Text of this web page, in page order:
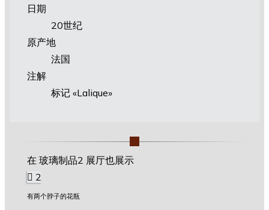
日期
20世纪
原产地
法国
注解
标记 «Lalique»
在 玻璃制品2 展厅也展示
2
有两个脖子的花瓶